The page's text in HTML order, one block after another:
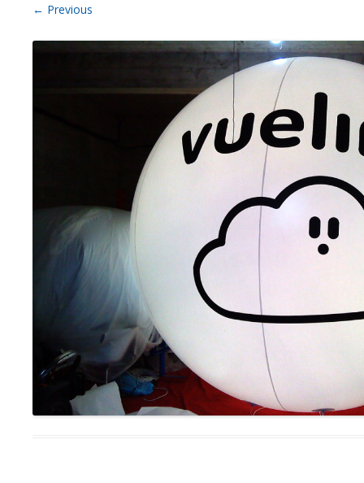
← Previous